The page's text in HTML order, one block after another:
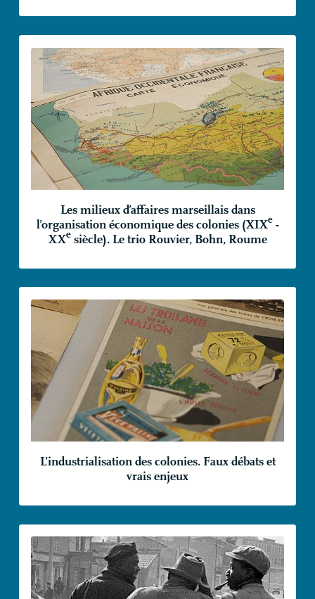
Les milieux d’affaires marseillais dans
l’organisation économique des colonies (XIXe-
XXesiècle). Le trio Rouvier, Bohn, Roume
L’industrialisation des colonies. Faux débats et
vrais enjeux